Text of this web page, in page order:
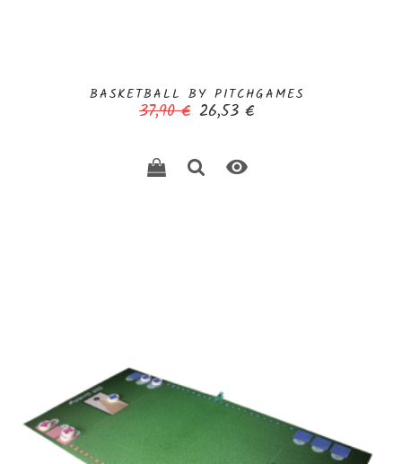
BASKETBALL BY PITCHGAMES
Prix
37,90 € Prix
26,53 €
